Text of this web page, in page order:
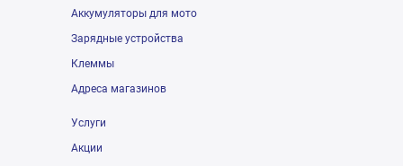
Аккумуляторы для мото
Зарядные устройства
Клеммы
Адреса магазинов
Услуги
Акции